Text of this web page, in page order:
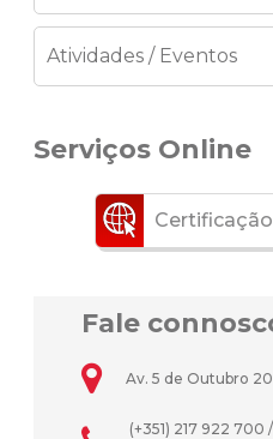
Atividades / Eventos
Serviços Online
Fale
Av. 5 de Outubro
(+351) 217 922